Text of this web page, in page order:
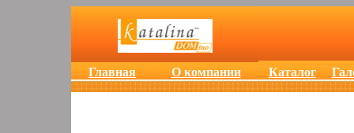
Главная О компании Каталог